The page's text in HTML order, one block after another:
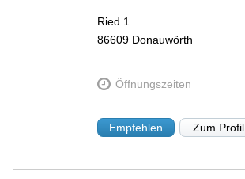
Ried 1
86609 Donauwörth
Öffnungszeiten
Empfehlen Zum Profil